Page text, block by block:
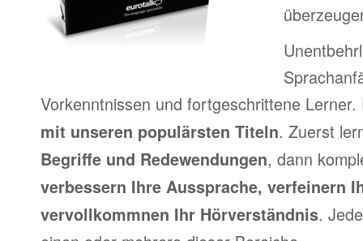
Vorkenntnissen und fortgeschrittene
mit unseren populärsten Titeln. Zuerst
Begriffe und Redewendungen, dann
verbessern Ihre Aussprache, verfeinern
vervollkommnen Ihr Hörverständnis.